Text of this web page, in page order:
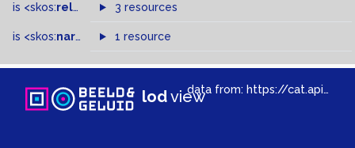
is <skos:related > of3 resources
is <skos:narrower >of
1 resource
lodviewdata from: https://cat.apis.beeldengeluid.nl/sparql